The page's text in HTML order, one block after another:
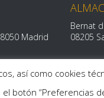
Madrid
Bernat
08205
así como cookies
botón “Preferencias